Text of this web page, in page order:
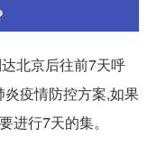
北京后往前7天呼
疫情防控方案,如果
进行7天的集。